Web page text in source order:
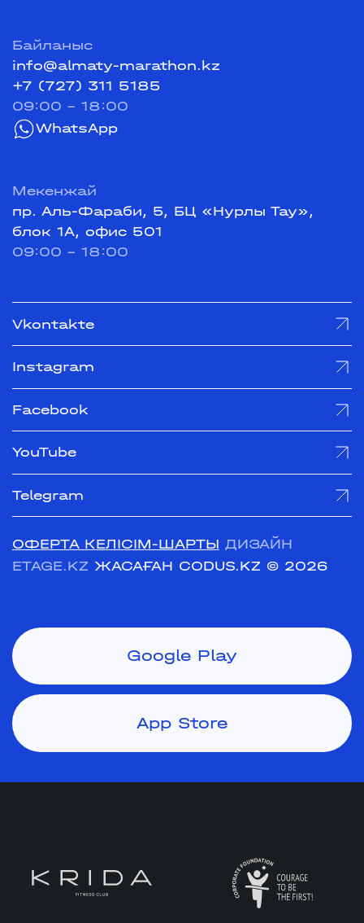
Байланыс
info@almaty-marathon.kz
+7 (727) 311 5185
09:00 - 18:00
WhatsApp
Мекенжай
пр. Аль-Фараби, 5, БЦ «Нурлы Тау»,
блок 1А, офис 501
09:00 - 18:00
Vkontakte
Instagram
Facebook
YouTube
Telegram
ОФЕРТА КЕЛІСІМ-ШАРТЫ ДИЗАЙН
ETAGE.KZ ЖАСАҒАН CODUS.KZ © 2026
Google Play
App Store